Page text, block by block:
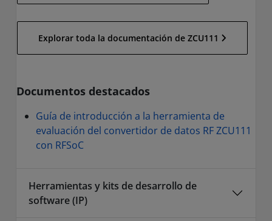
Explorar toda la documentación de ZCU111
Documentos destacados
Guía de introducción a la herramienta de
evaluación del convertidor de datos RF ZCU111
con RFSoC
Herramientas y kits de desarrollo de
software (IP)